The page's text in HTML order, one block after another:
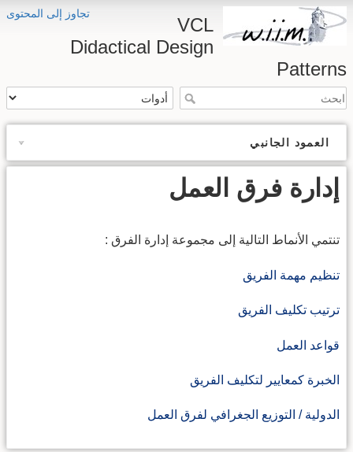
تجاوز إلى المحتوى
VCL
Didactical Design
Patterns
العمود الجانبي
إدارة فرق العمل
تنتمي الأنماط التالية إلى مجموعة إدارة الفرق :
تنظيم مهمة الفريق
ترتيب تكليف الفريق
قواعد العمل
الخبرة كمعايير لتكليف الفريق
الدولية / التوزيع الجغرافي لفرق العمل